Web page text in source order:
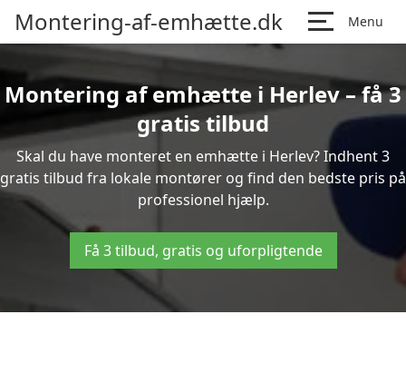
Montering-af-emhætte.dk Menu
Montering af emhætte i Herlev – få 3
gratis tilbud
Skal du have monteret en emhætte i Herlev? Indhent 3
gratis tilbud fra lokale montører og find den bedste pris på
professionel hjælp.
Få 3 tilbud, gratis og uforpligtende